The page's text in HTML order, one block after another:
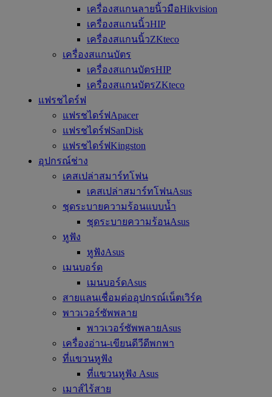
เครื่องสแกนลายนิ้วมือHikvision
เครื่องสแกนนิ้วHIP
เครื่องสแกนนิ้วZKteco
เครื่องสแกนบัตร
เครื่องสแกนบัตรHIP
เครื่องสแกนบัตรZKteco
แฟรชไดร์ฟ
แฟรชไดร์ฟApacer
แฟรชไดร์ฟSanDisk
แฟรชไดร์ฟKingston
อุปกรณ์ช่าง
เคสเปล่าสมาร์ทโฟน
เคสเปล่าสมาร์ทโฟนAsus
ชุดระบายความร้อนแบบน้ำ
ชุดระบายความร้อนAsus
หูฟัง
หูฟังAsus
เมนบอร์ด
เมนบอร์ดAsus
สายแลนเชื่อมต่ออุปกรณ์เน็ตเวิร์ค
พาวเวอร์ซัพพลาย
พาวเวอร์ซัพพลายAsus
เครื่องอ่าน-เขียนดีวีดีพกพา
ที่แขวนหูฟัง
ที่แขวนหูฟัง Asus
เมาส์ไร้สาย